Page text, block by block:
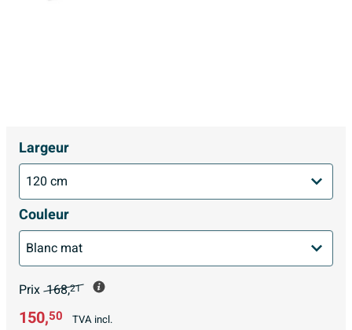
Largeur
Couleur
Prix 168,21
150,50 TVA incl.